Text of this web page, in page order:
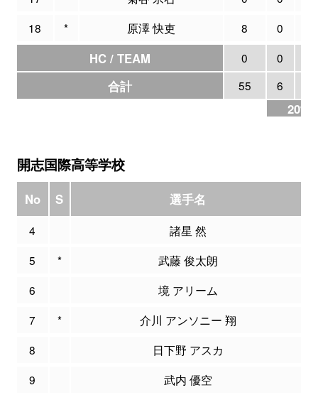
18
* 原澤 快吏 8 0
HC / TEAM 0 0
合計 55 6
20%
開志国際高等学校
No S 選手名
4
諸星 然
5
*
武藤 俊太朗
6
境 アリーム
7
*
介川 アンソニー 翔
8
日下野 アスカ
9
武内 優空